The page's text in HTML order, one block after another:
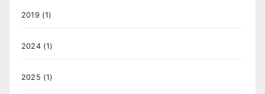
2019 (1)
2024(1)
2025 (1)